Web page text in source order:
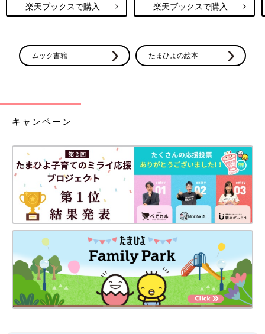
楽天ブックスで購入 楽天ブックスで購入
ムック書籍 たまひよの絵本
キャンペーン